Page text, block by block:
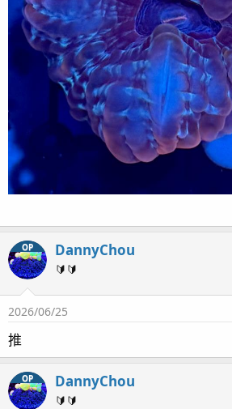
OP DannyChou
🔰🔰
2026/06/25
推
OP DannyChou
🔰🔰